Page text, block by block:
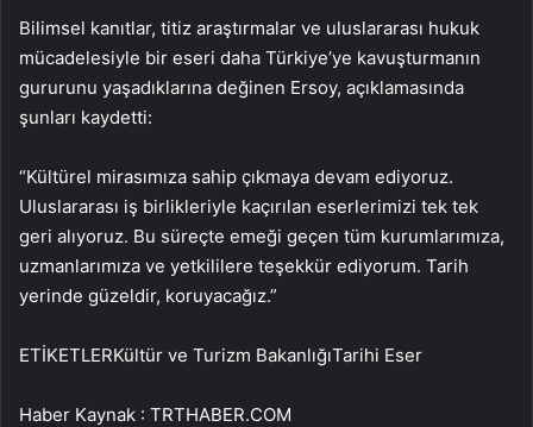
Bilimsel kanıtlar, titiz araştırmalar ve uluslararası hukuk
mücadelesiyle bir eseri daha Türkiye’ye kavuşturmanın
gururunu yaşadıklarına değinen Ersoy, açıklamasında
şunları kaydetti:
“Kültürel mirasımıza sahip çıkmaya devam ediyoruz.
Uluslararası iş birlikleriyle kaçırılan eserlerimizi tek tek
geri alıyoruz. Bu süreçte emeği geçen tüm kurumlarımıza,
uzmanlarımıza ve yetkililere teşekkür ediyorum. Tarih
yerinde güzeldir, koruyacağız.”
ETİKETLERKültür ve Turizm BakanlığıTarihi Eser
Haber Kaynak : TRTHABER.COM